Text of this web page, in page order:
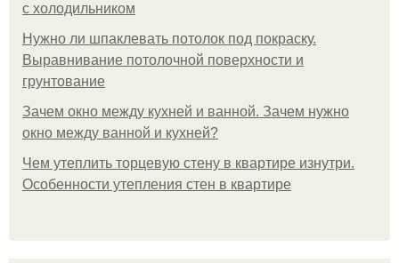
с холодильником
Нужно ли шпаклевать потолок под покраску.
Выравнивание потолочной поверхности и
грунтование
Зачем окно между кухней и ванной. Зачем нужно
окно между ванной и кухней?
Чем утеплить торцевую стену в квартире изнутри.
Особенности утепления стен в квартире